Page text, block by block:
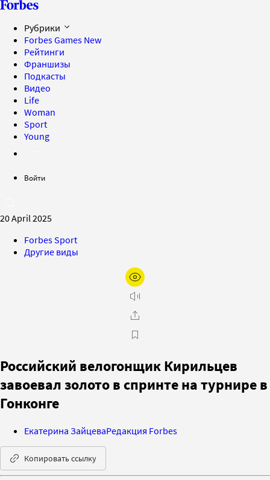
Рубрики
Forbes Games New
Рейтинги
Франшизы
Подкасты
Видео
Life
Woman
Sport
Young
Войти
20 April 2025
Forbes Sport
Другие виды
Российский велогонщик Кирильцев
завоевал золото в спринте на турнире в
Гонконге
Екатерина ЗайцеваРедакция Forbes
Копировать ссылку